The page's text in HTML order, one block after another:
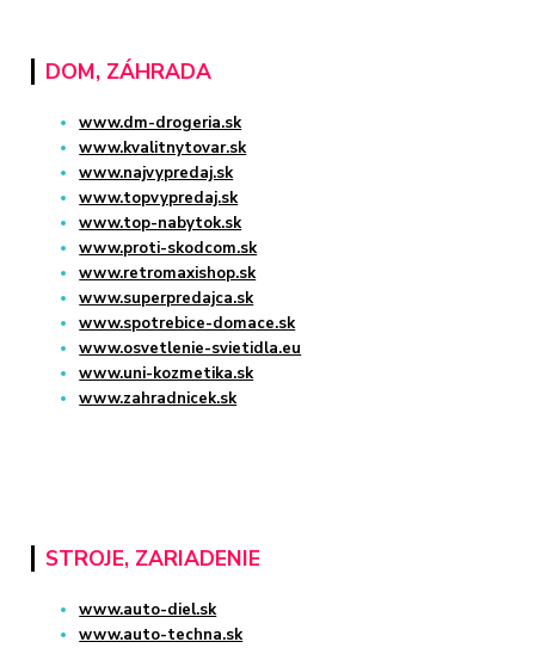
DOM, ZÁHRADA
www.dm-drogeria.sk
www.kvalitnytovar.sk
www.najvypredaj.sk
www.topvypredaj.sk
www.top-nabytok.sk
www.proti-skodcom.sk
www.retromaxishop.sk
www.superpredajca.sk
www.spotrebice-domace.sk
www.osvetlenie-svietidla.eu
www.uni-kozmetika.sk
www.zahradnicek.sk
STROJE, ZARIADENIE
www.auto-diel.sk
www.auto-techna.sk